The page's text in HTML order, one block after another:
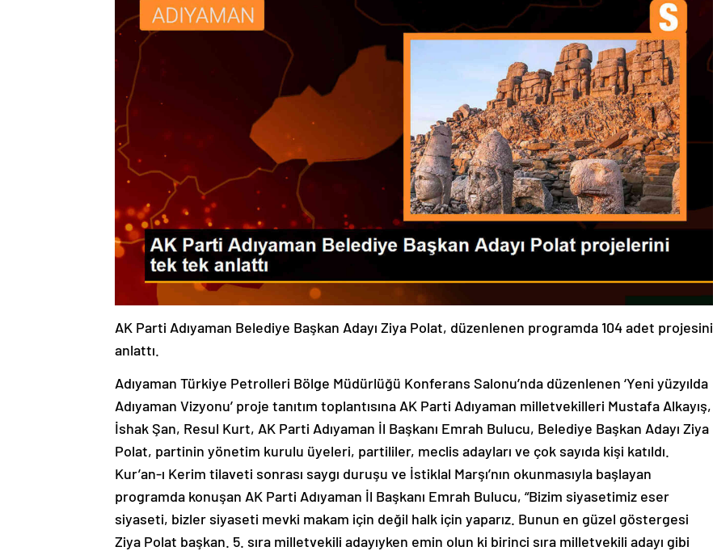
AK Parti Adıyaman Belediye Başkan Adayı Ziya Polat, düzenlenen programda 104 adet projesini
anlattı.
Adıyaman Türkiye Petrolleri Bölge Müdürlüğü Konferans Salonu’nda düzenlenen ‘Yeni yüzyılda
Adıyaman Vizyonu’ proje tanıtım toplantısına AK Parti Adıyaman milletvekilleri Mustafa Alkayış,
İshak Şan, Resul Kurt, AK Parti Adıyaman İl Başkanı Emrah Bulucu, Belediye Başkan Adayı Ziya
Polat, partinin yönetim kurulu üyeleri, partililer, meclis adayları ve çok sayıda kişi katıldı.
Kur’an-ı Kerim tilaveti sonrası saygı duruşu ve İstiklal Marşı’nın okunmasıyla başlayan
programda konuşan AK Parti Adıyaman İl Başkanı Emrah Bulucu, “Bizim siyasetimiz eser
siyaseti, bizler siyaseti mevki makam için değil halk için yaparız. Bunun en güzel göstergesi
Ziya Polat başkan. 5. sıra milletvekili adayıyken emin olun ki birinci sıra milletvekili adayı gibi